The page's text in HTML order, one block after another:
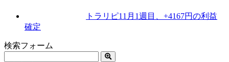
トラリピ11月1週目、+4167円の利益
確定
検索フォーム